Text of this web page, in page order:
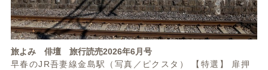
旅よみ 俳壇 旅行読売2026年6月号
早春のJR吾妻線金島駅（写真／ピクスタ） 【特選】 扉押